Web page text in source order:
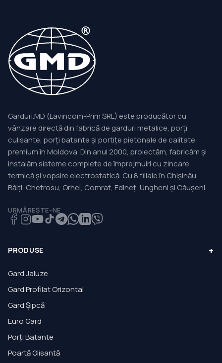
Garduri.MD (Lavincom-Prim SRL) este producător cu
vânzare directă din fabrică de garduri metalice, porți
culisante, porți batante și portițe pietonale de calitate
premium în Moldova. Din anul 2000, proiectăm, fabricăm și
instalăm sisteme complete de împrejmuiri cu zincare
termică și vopsire electrostatică. Cu 8 filiale în Chișinău,
Bălți, Chetrosu, Orhei, Comrat, Edineț, Ungheni și Căușeni.
URMĂREȘTE-NE
PRODUSE +
Gard Jaluze
Gard Profilat Orizontal
Gard Șipcă
Euro Gard
Porți Batante
Poartă Glisantă